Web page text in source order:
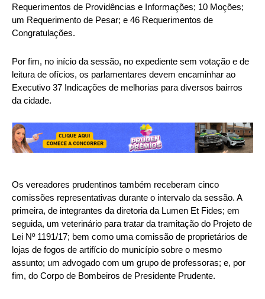
Requerimentos de Providências e Informações; 10 Moções;
um Requerimento de Pesar; e 46 Requerimentos de
Congratulações.
Por fim, no início da sessão, no expediente sem votação e de
leitura de ofícios, os parlamentares devem encaminhar ao
Executivo 37 Indicações de melhorias para diversos bairros
da cidade.
Os vereadores prudentinos também receberam cinco
comissões representativas durante o intervalo da sessão. A
primeira, de integrantes da diretoria da Lumen Et Fides; em
seguida, um veterinário para tratar da tramitação do Projeto de
Lei Nº 1191/17; bem como uma comissão de proprietários de
lojas de fogos de artifício do município sobre o mesmo
assunto; um advogado com um grupo de professoras; e, por
fim, do Corpo de Bombeiros de Presidente Prudente.